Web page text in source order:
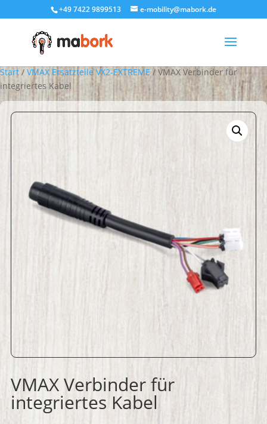
+49 7422 9899513 e-mobility@mabork.de
Start / VMAX Ersatzteile VX2-EXTREME/ VMAX Verbinder für
integriertes Kabel
VMAX Verbinder für
integriertes Kabel